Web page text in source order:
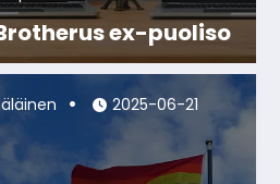
ex-puoliso
2025-06-21